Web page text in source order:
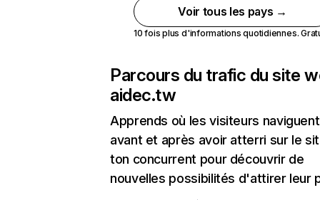
Voir tous les pays →
10 fois plus d'informations quotidiennes.
Parcours du trafic du site
aidec.tw
Apprends où les visiteurs naviguent
avant et après avoir atterri sur le
ton concurrent pour découvrir de
nouvelles possibilités d'attirer leur